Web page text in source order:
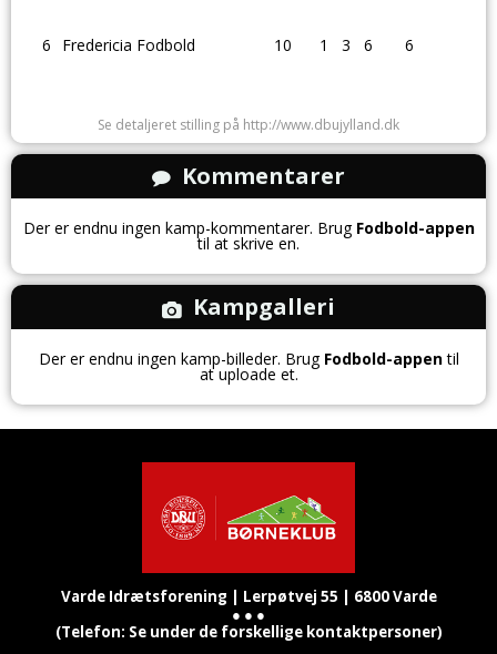
6 Fredericia Fodbold 10 1 3 6 6
Se detaljeret stilling på http://www.dbujylland.dk
Kommentarer
Der er endnu ingen kamp-kommentarer. Brug Fodbold-appen
til at skrive en.
Kampgalleri
Der er endnu ingen kamp-billeder. Brug Fodbold-appentil
at uploade et.
Varde Idrætsforening | Lerpøtvej 55 | 6800 Varde
● ● ●
(Telefon: Se under de forskellige kontaktpersoner)